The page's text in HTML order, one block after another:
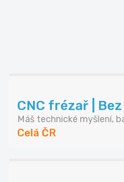
CNC frézař |
Máš technické myšlení,
Celá ČR